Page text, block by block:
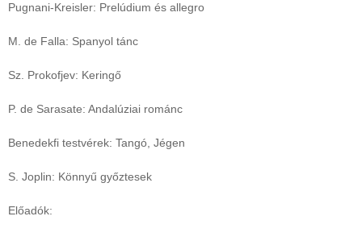
Pugnani-Kreisler: Prelúdium és allegro
M. de Falla: Spanyol tánc
Sz. Prokofjev: Keringő
P. de Sarasate: Andalúziai románc
Benedekfi testvérek: Tangó, Jégen
S. Joplin: Könnyű győztesek
Előadók: